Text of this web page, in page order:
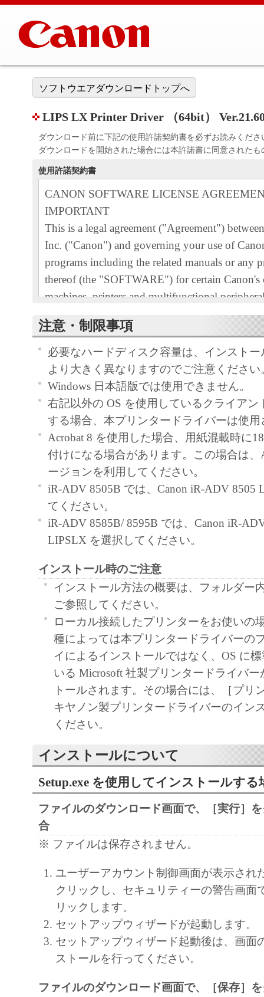
ソフトウエアダウンロードトップへ
LIPS LX Printer Driver （64bit）
ダウンロード前に下記の使用許諾契約書を必ずお読みくださ
ダウンロードを開始された場合には本許諾書に同意された
使用許諾契約書
CANON SOFTWARE LICENSE
IMPORTANT
This is a legal agreement ("Agreement")
Inc. ("Canon") and governing your use of
programs including the related manuals or any
thereof (the "SOFTWARE") for certain Canon's
machines, printers and multifunctional
READ CAREFULLY AND UNDERSTAND
RIGHTS AND RESTRICTIONS
AGREEMENT BEFORE INSTALLING THE
CLICKING THE BUTTON INDICATING
ACCEPTANCE AS STATED BELOW OR
SOFTWARE, YOU AGREE TO BE BOUND
AND CONDITIONS OF THIS
NOT AGREE TO THE FOLLOWING
CONDITIONS OF THIS AGREEMENT, DO
SOFTWARE.
1. GRANT OF LICENSE
Canon grants you a personal, limited and non-
use ("use" as used herein shall include storing,
use with Products only on computers directly
connected to the Products (the "Designated
You may allow other users of other computers
Designated Computer to use the SOFTWARE,
must assure that all such users shall abide by
Agreement and shall be subject to restrictions
borne by you hereunder.
You may make one copy of the SOFTWARE
purpose.
2. RESTRICTIONS
permitted herein, and shall not assign,
loan, convey or transfer to any third party the
shall not alter, translate or convert to another
language, modify, disassemble, decompile or
engineer the SOFTWARE and you shall not
to do so.
You shall not modify, remove or delete any
Canon or its licensors contained in the
any copy thereof.
4. OWNERSHIP
Canon and its licensors retain in all respects the
and intellectual property rights in and to the
as expressly provided herein, no license or
注意・制限事項
必要なハードディスク容量は、インスト
より大きく異なりますのでご注意ください
Windows 日本語版では使用できません。
右記以外の OS を使用しているクライアン
する場合、本プリンタードライバーは使
Acrobat 8 を使用した場合、用紙混載時に
付けになる場合があります。この場合は、
ージョンを利用してください。
iR-ADV 8505B では、Canon iR-ADV 8505
てください。
iR-ADV 8585B/ 8595B では、Canon iR-
LIPSLX を選択してください。
インストール時のご注意
インストール方法の概要は、フォルダー
ご参照してください。
ローカル接続したプリンターをお使いの
種によっては本プリンタードライバーの
イによるインストールではなく、OS に
いる Microsoft 社製プリンタードライバ
トールされます。その場合には、［プリ
キヤノン製プリンタードライバーのイン
ください。
インストールについて
Setup.exe を使用してインストールする
ファイルのダウンロード画面で、［実行］
合
※ ファイルは保存されません。
ユーザーアカウント制御画面が表示され
クリックし、セキュリティーの警告画面
リックします。
セットアップウィザードが起動します。
セットアップウィザード起動後は、画面
ストールを行ってください。
ファイルのダウンロード画面で、［保存］